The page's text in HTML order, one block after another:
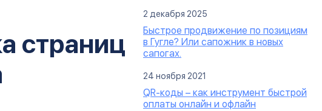
страниц
2 декабря 2025
Быстрое продвижение по позициям
в Гугле? Или сапожник в новых
сапогах.
24 ноября 2021
QR-коды – как инструмент быстрой
оплаты онлайн и офлайн